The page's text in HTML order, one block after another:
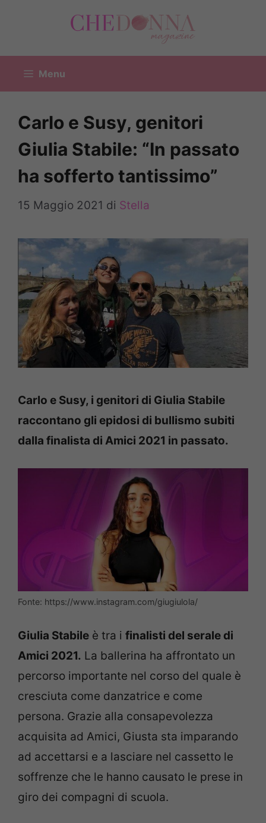
Menu
Carlo e Susy, genitori
Giulia Stabile: “In passato
ha sofferto tantissimo”
15 Maggio 2021 di Stella
Carlo e Susy, i genitori di Giulia Stabile
raccontano gli epidosi di bullismo subiti
dalla finalista di Amici 2021 in passato.
Fonte: https://www.instagram.com/giugiulola/
Giulia Stabile è tra i finalisti del serale di
Amici 2021. La ballerina ha affrontato un
percorso importante nel corso del quale è
cresciuta come danzatrice e come
persona. Grazie alla consapevolezza
acquisita ad Amici, Giusta sta imparando
ad accettarsi e a lasciare nel cassetto le
soffrenze che le hanno causato le prese in
giro dei compagni di scuola.